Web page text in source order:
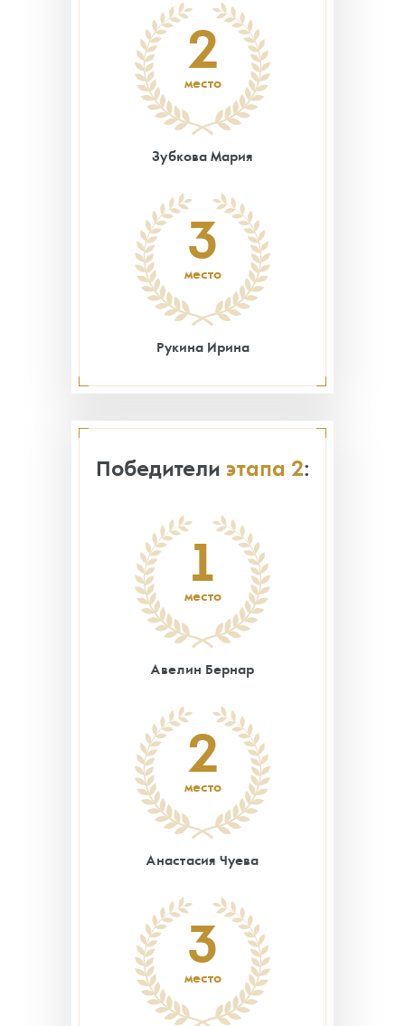
2
место
Зубкова Мария
3
место
Рукина Ирина
Победители этапа 2:
1
место
Авелин Бернар
2
место
Анастасия Чуева
3
место